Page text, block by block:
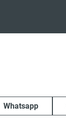
Whatsapp